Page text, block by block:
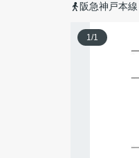
阪急神戸本
1/1